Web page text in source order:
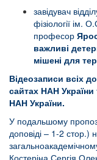
завідувач
фізіології ім.
професор
важливі
мішені для
Відеозаписи всіх
сайтах НАН України
НАН України.
У подальшому
доповіді – 1-2 стор.)